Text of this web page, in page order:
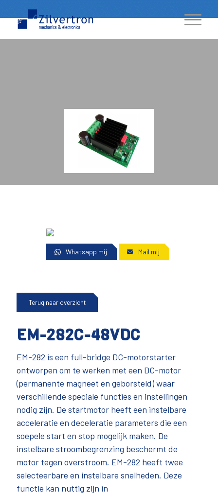
Whatsapp mij Mail mij
Terug naar overzicht
EM-282C-48VDC
EM-282 is een full-bridge DC-motorstarter
ontworpen om te werken met een DC-motor
(permanente magneet en geborsteld) waar
verschillende speciale functies en instellingen
nodig zijn. De startmotor heeft een instelbare
acceleratie en deceleratie parameters die een
soepele start en stop mogelijk maken. De
instelbare stroombegrenzing beschermt de
motor tegen overstroom. EM-282 heeft twee
selecteerbare en instelbare snelheden. Deze
functie kan nuttig zijn in